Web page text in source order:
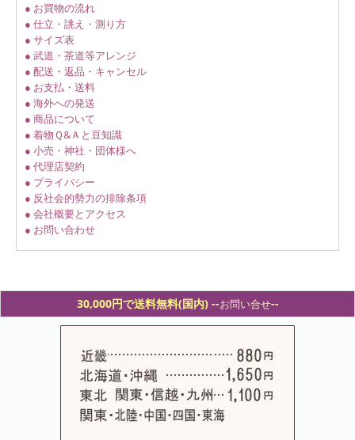
● お買物の流れ
● 仕立・誂え・測り方
● サイズ表
● 武道・茶道等アレンジ
● 配送・返品・キャンセル
● お支払・送料
● 海外への発送
● 商品について
● 着物Ｑ&Ａと豆知識
● 小売・神社・団体様へ
● 代理店契約
● プライバシー
● 反社会的勢力の排除条項
● 会社概要とアクセス
● お問い合わせ
30,000円で送料無料(国内) --お問い合せ--